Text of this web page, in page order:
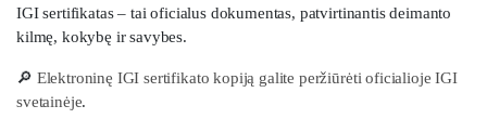
IGI sertifikatas – tai oficialus dokumentas, patvirtinantis deimanto
kilmę, kokybę ir savybes.
🔎 Elektroninę IGI sertifikato kopiją galite peržiūrėti oficialioje IGI
svetainėje.